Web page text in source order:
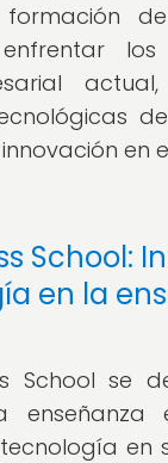
de
en
School:
en la
School se
enseñanza
en